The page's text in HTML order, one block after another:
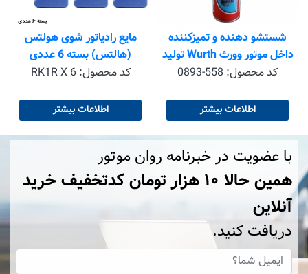
شستشو دهنده و تمیزکننده
داخل موتور وورث Wurth تولید
2015کد محصول: 0893-558
اطلاعات بیشتر
مایع رادیاتور شوی هولتس
(هالتس) بسته 6 عددی
کد محصول:RK1R X 6
اطلاعات بیشتر
با عضویت در خبرنامه روان موتور
همین حالا ۱۰ هزار تومان کد‌تخفیف خرید
آنلاین
دریافت کنید.